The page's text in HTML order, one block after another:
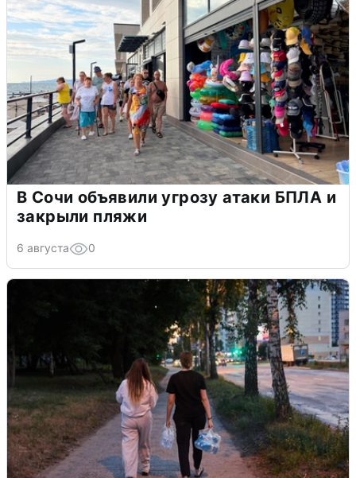
В Сочи объявили угрозу атаки БПЛА и
закрыли пляжи
6 августа 0